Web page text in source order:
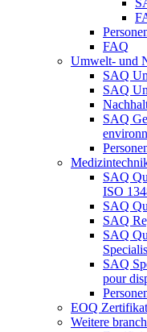
FAQ
Umwelt- und
SAQ
SAQ
SAQ
SAQ
ISO
SAQ
SAQ
SAQ
SAQ
pour
EOQ
Weitere